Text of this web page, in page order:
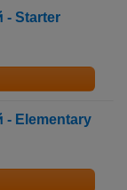
- Starter
- Elementary